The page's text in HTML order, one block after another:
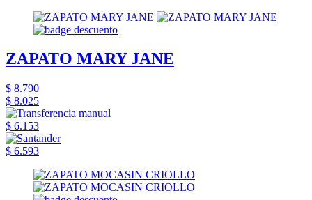
ZAPATO MARY JANE
$ 8.790
$ 8.025
$ 6.153
$ 6.593